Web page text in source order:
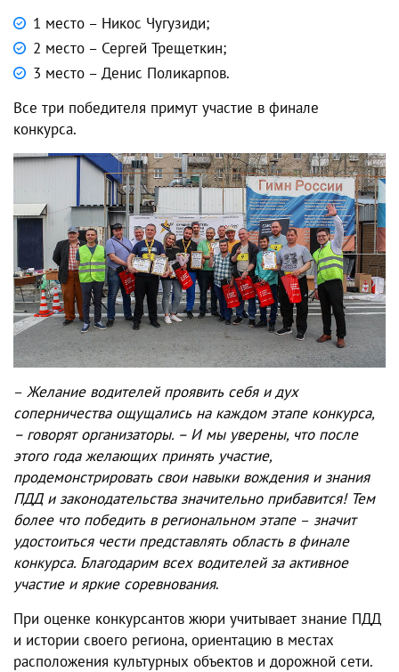
1 место – Никос Чугузиди;
2 место – Сергей Трещеткин;
3 место – Денис Поликарпов.
Все три победителя примут участие в финале
конкурса.
– Желание водителей проявить себя и дух
соперничества ощущались на каждом этапе конкурса,
– говорят организаторы. – И мы уверены, что после
этого года желающих принять участие,
продемонстрировать свои навыки вождения и знания
ПДД и законодательства значительно прибавится! Тем
более что победить в региональном этапе – значит
удостоиться чести представлять область в финале
конкурса. Благодарим всех водителей за активное
участие и яркие соревнования.
При оценке конкурсантов жюри учитывает знание ПДД
и истории своего региона, ориентацию в местах
расположения культурных объектов и дорожной сети.